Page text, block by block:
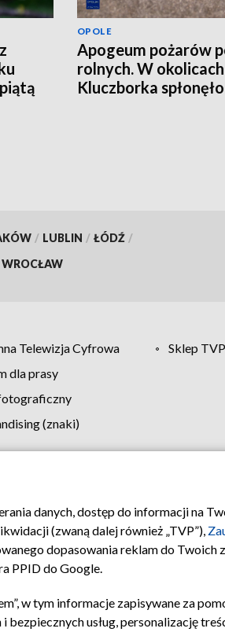
OPOLE
Apogeum pożarów
rolnych. W okolicach
Kluczborka
/ LUBLIN / ŁÓDŹ /
WROCŁAW
Telewizja Cyfrowa
Sklep TVP
dla prasy
(znaki)
Kontakt
danych, dostęp do informacji na
(zwaną dalej również „TVP”),
dopasowania reklam do Twoich
PPID do Google.
w tym informacje zapisywane za
usług, personalizację